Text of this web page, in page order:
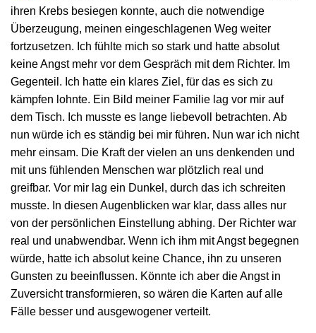
ihren Krebs besiegen konnte, auch die notwendige
Überzeugung, meinen eingeschlagenen Weg weiter
fortzusetzen. Ich fühlte mich so stark und hatte absolut
keine Angst mehr vor dem Gespräch mit dem Richter. Im
Gegenteil. Ich hatte ein klares Ziel, für das es sich zu
kämpfen lohnte. Ein Bild meiner Familie lag vor mir auf
dem Tisch. Ich musste es lange liebevoll betrachten. Ab
nun würde ich es ständig bei mir führen. Nun war ich nicht
mehr einsam. Die Kraft der vielen an uns denkenden und
mit uns fühlenden Menschen war plötzlich real und
greifbar. Vor mir lag ein Dunkel, durch das ich schreiten
musste. In diesen Augenblicken war klar, dass alles nur
von der persönlichen Einstellung abhing. Der Richter war
real und unabwendbar. Wenn ich ihm mit Angst begegnen
würde, hatte ich absolut keine Chance, ihn zu unseren
Gunsten zu beeinflussen. Könnte ich aber die Angst in
Zuversicht transformieren, so wären die Karten auf alle
Fälle besser und ausgewogener verteilt.